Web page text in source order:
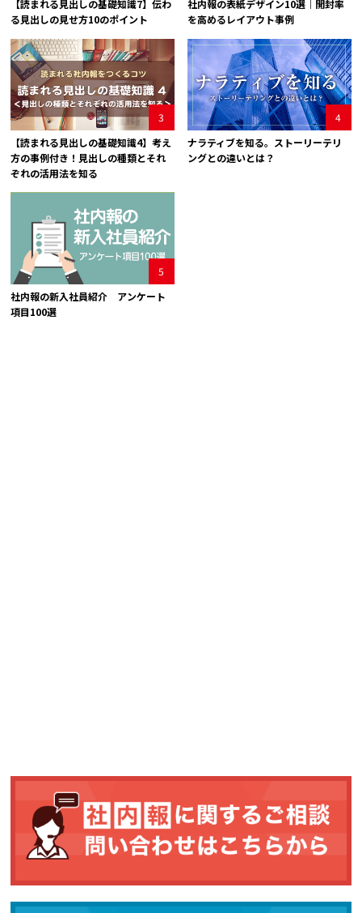
【読まれる見出しの基礎知識7】伝わ
る見出しの見せ方10のポイント
社内報の表紙デザイン10選｜開封率
を高めるレイアウト事例
3
【読まれる見出しの基礎知識4】考え
方の事例付き！見出しの種類とそれ
ぞれの活用法を知る
4
ナラティブを知る。ストーリーテリ
ングとの違いとは？
5
社内報の新入社員紹介 アンケート
項目100選